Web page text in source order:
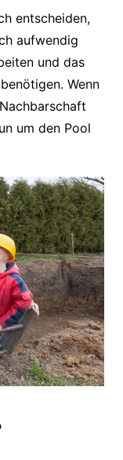
entscheiden,
aufwendig
und das
Wenn
um den Pool